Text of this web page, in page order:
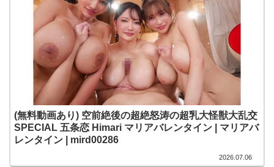
(無料動画あり) 空前絶後の超絶怒涛の超乳大怪獣大乱交
SPECIAL 五条恋 Himari マリアバレンタイン | マリアバ
レンタイン | mird00286
2026.07.06